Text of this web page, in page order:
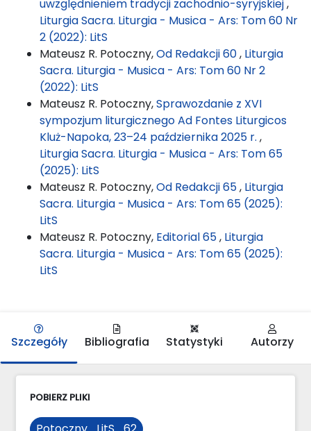
uwzględnieniem tradycji zachodnio-syryjskiej,
Liturgia Sacra. Liturgia - Musica - Ars: Tom 60 Nr
2 (2022): LitS
Mateusz R. Potoczny,Od Redakcji 60, Liturgia
Sacra. Liturgia - Musica - Ars: Tom 60 Nr 2
(2022): LitS
Mateusz R. Potoczny,Sprawozdanie z XVI
sympozjum liturgicznego Ad Fontes Liturgicos
Kluż-Napoka, 23–24 października 2025 r. ,
Liturgia Sacra. Liturgia - Musica - Ars: Tom 65
(2025): LitS
Mateusz R. Potoczny,Od Redakcji 65, Liturgia
Sacra. Liturgia - Musica - Ars: Tom 65 (2025):
LitS
Mateusz R. Potoczny, Editorial 65, Liturgia
Sacra. Liturgia - Musica - Ars: Tom 65 (2025):
LitS
Szczegóły Bibliografia Statystyki Autorzy
POBIERZ PLIKI